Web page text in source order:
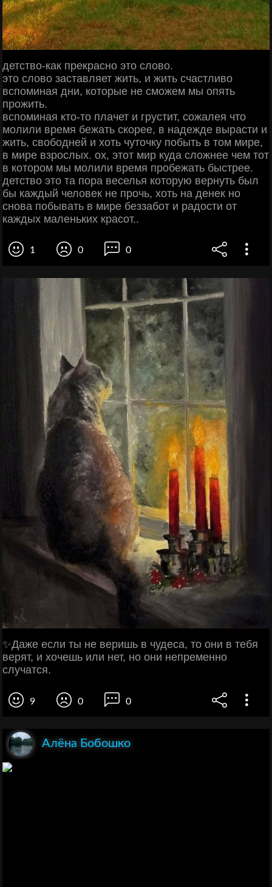
детство-как прекрасно это слово.
это слово заставляет жить, и жить счастливо
вспоминая дни, которые не сможем мы опять
прожить.
вспоминая кто-то плачет и грустит, сожалея что
молили время бежать скорее, в надежде вырасти и
жить, свободней и хоть чуточку побыть в том мире,
в мире взрослых. ох, этот мир куда сложнее чем тот
в котором мы молили время пробежать быстрее.
детство это та пора веселья которую вернуть был
бы каждый человек не прочь, хоть на денек но
снова побывать в мире беззабот и радости от
каждых маленьких красот..
1 0 0
✨Даже если ты не веришь в чудеса, то они в тебя
верят, и хочешь или нет, но они непременно
случатся.
9 0 0
Алёна Бобошко